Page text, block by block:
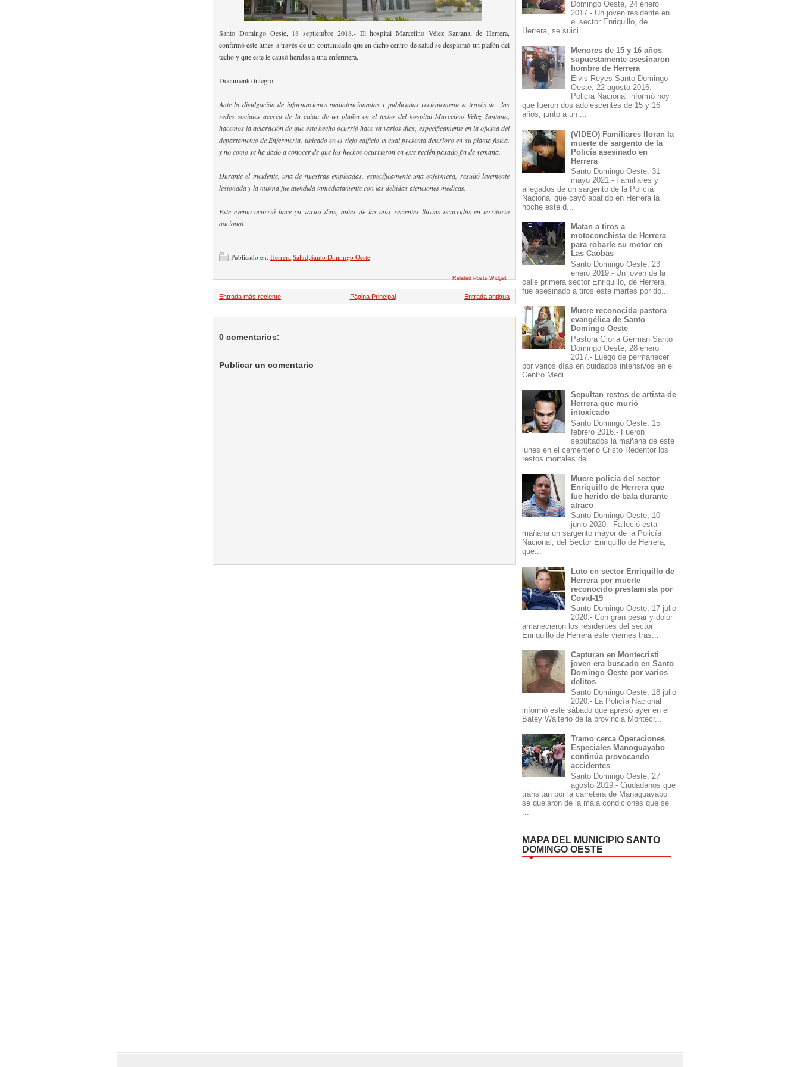
Santo Domingo Oeste, 18 septiembre 2018.- El hospital Marcelino Vélez Santana, de Herrera,
confirmó este lunes a través de un comunicado que en dicho centro de salud se desplomó un plafón del
techo y que este le causó heridas a una enfermera.
Documento íntegro:
Ante la divulgación de informaciones malintencionadas y publicadas recientemente a través de las
redes sociales acerca de la caída de un plafón en el techo del hospital Marcelino Vélez Santana,
hacemos la aclaración de que este hecho ocurrió hace ya varios días, específicamente en la oficina del
departamento de Enfermería, ubicado en el viejo edificio el cual presenta deterioro en su planta física,
y no como se ha dado a conocer de que los hechos ocurrieron en este recién pasado fin de semana.
Durante el incidente, una de nuestras empleadas, específicamente una enfermera, resultó levemente
lesionada y la misma fue atendida inmediatamente con las debidas atenciones médicas.
Este evento ocurrió hace ya varios días, antes de las más recientes lluvias ocurridas en territorio
nacional.
Publicado en: Herrera Salud Santo Domingo Oeste
Related Posts Widget
Entrada más reciente Entrada antigua
Página Principal
0 comentarios:
Publicar un comentario
Domingo Oeste, 24 enero
2017.- Un joven residente en
el sector Enriquillo, de
Herrera, se suici...
Menores de 15 y 16 años
supuestamente asesinaron
hombre de Herrera
Elvis Reyes Santo Domingo
Oeste, 22 agosto 2016.-
Policía Nacional informó hoy
que fueron dos adolescentes de 15 y 16
años, junto a un ...
(VIDEO) Familiares lloran la
muerte de sargento de la
Policía asesinado en
Herrera
Santo Domingo Oeste, 31
mayo 2021.- Familiares y
allegados de un sargento de la Policía
Nacional que cayó abatido en Herrera la
noche este d...
Matan a tiros a
motoconchista de Herrera
para robarle su motor en
Las Caobas
Santo Domingo Oeste, 23
enero 2019.- Un joven de la
calle primera sector Enriquillo, de Herrera,
fue asesinado a tiros este martes por do...
Muere reconocida pastora
evangélica de Santo
Domingo Oeste
Pastora Gloria German Santo
Domingo Oeste, 28 enero
2017.- Luego de permanecer
por varios días en cuidados intensivos en el
Centro Medi...
Sepultan restos de artista de
Herrera que murió
intoxicado
Santo Domingo Oeste, 15
febrero 2016.- Fueron
sepultados la mañana de este
lunes en el cementerio Cristo Redentor los
restos mortales del...
Muere policía del sector
Enriquillo de Herrera que
fue herido de bala durante
atraco
Santo Domingo Oeste, 10
junio 2020.- Falleció esta
mañana un sargento mayor de la Policía
Nacional, del Sector Enriquillo de Herrera,
que...
Luto en sector Enriquillo de
Herrera por muerte
reconocido prestamista por
Covid-19
Santo Domingo Oeste, 17 julio
2020.- Con gran pesar y dolor
amanecieron los residentes del sector
Enriquillo de Herrera este viernes tras...
Capturan en Montecristi
joven era buscado en Santo
Domingo Oeste por varios
delitos
Santo Domingo Oeste, 18 julio
2020.- La Policía Nacional
informó este sábado que apresó ayer en el
Batey Walterio de la provincia Montecr...
Tramo cerca Operaciones
Especiales Manoguayabo
continúa provocando
accidentes
Santo Domingo Oeste, 27
agosto 2019.- Ciudadanos que
tránsitan por la carretera de Managuayabo
se quejaron de la mala condiciones que se
MAPA DEL MUNICIPIO SANTO
DOMINGO OESTE